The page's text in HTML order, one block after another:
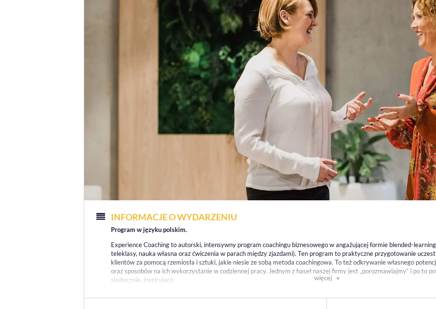
więcej
INFORMACJE O WYDARZENIU
Program w języku polskim.
Experience Coaching to autorski, intensywny program coachingu biznesowego w angażującej formie blended-
teleklasy, nauka własna oraz ćwiczenia w parach między zjazdami). Ten program to praktyczne przygotowanie
klientów za pomocą rzemiosła i sztuki, jakie niesie ze sobą metoda coachingowa. To też odkrywanie własnego
oraz sposobów na ich wykorzystanie w codziennej pracy. Jednym z haseł naszej firmy jest „porozmawiajmy” i po to
skutecznie, inspirująco.